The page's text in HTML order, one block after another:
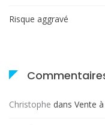
Risque aggravé
Christophe dans Vente